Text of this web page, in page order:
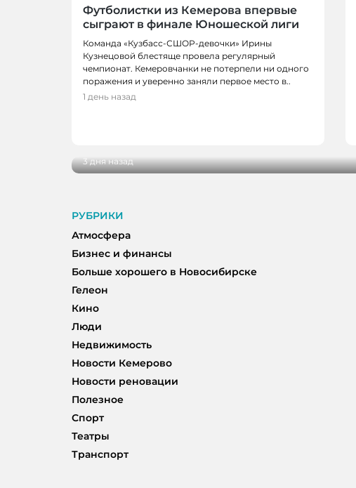
Футболистки из Кемерова впервые
сыграют в финале Юношеской лиги
Команда «Кузбасс-СШОР-девочки» Ирины
Кузнецовой блестяще провела регулярный
чемпионат. Кемеровчанки не потерпели ни одного
поражения и уверенно заняли первое место в..
1 день назад
НОВОСТИ, НОВОСТИ КЕМЕРОВО, НОВОСТИ
3 дня назад
РУБРИКИ
Атмосфера
Бизнес и финансы
Больше хорошего в Новосибирске
Гелеон
Кино
Люди
Недвижимость
Новости Кемерово
Новости реновации
Полезное
Спорт
Театры
Транспорт